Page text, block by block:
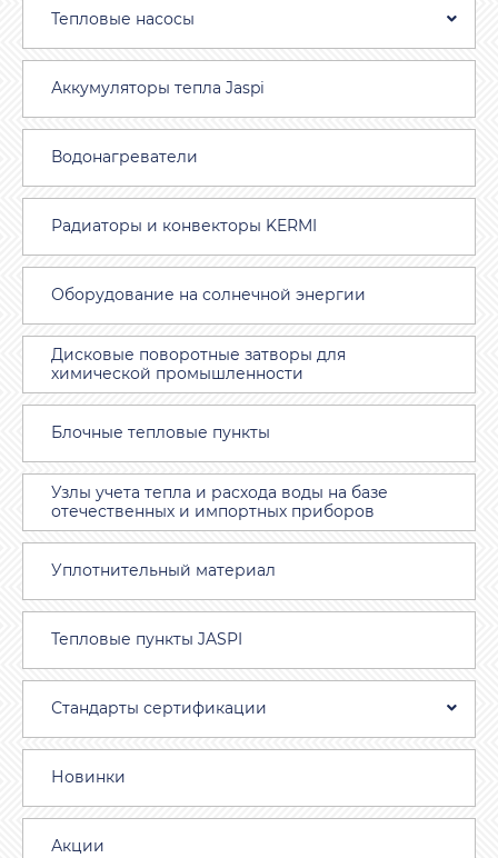
Тепловые насосы
Аккумуляторы тепла Jaspi
Водонагреватели
Радиаторы и конвекторы KERMI
Оборудование на солнечной энергии
Дисковые поворотные затворы для
химической промышленности
Блочные тепловые пункты
Узлы учета тепла и расхода воды на базе
отечественных и импортных приборов
Уплотнительный материал
Тепловые пункты JASPI
Стандарты сертификации
Новинки
Акции